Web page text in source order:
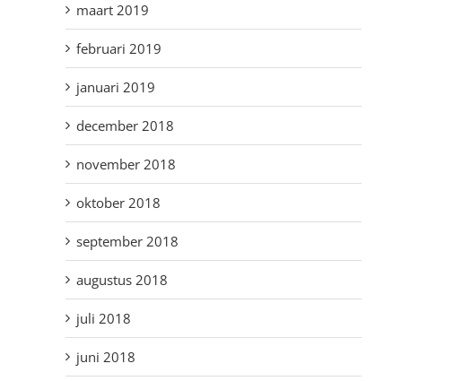
maart 2019
februari 2019
januari 2019
december 2018
november 2018
oktober 2018
september 2018
augustus 2018
juli 2018
juni 2018